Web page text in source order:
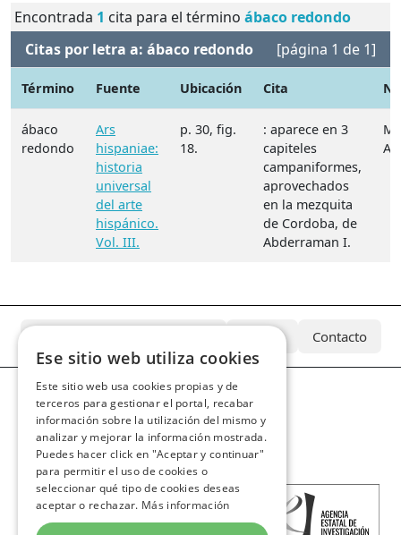
Encontrada 1 cita para el término ábaco redondo
Citas por letra a: ábaco redondo
[página 1 de 1]
Término Fuente Ubicación Cita
ábaco
redondo
Ars
hispaniae:
historia
universal
del arte
hispánico.
Vol. III.
p. 30, fig.
18.
: aparece en 3
capiteles
campaniformes,
aprovechados
en la mezquita
de Cordoba, de
Abderraman I.
A.
Equipo Contacto
Ese sitio web utiliza cookies
Este sitio web usa cookies propias y de
terceros para gestionar el portal, recabar
información sobre la utilización del mismo y
analizar y mejorar la información mostrada.
Puedes hacer click en "Aceptar y continuar"
para permitir el uso de cookies o
seleccionar qué tipo de cookies deseas
aceptar o rechazar. Más información